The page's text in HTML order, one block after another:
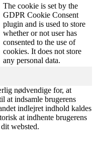
The cookie is set by the
GDPR Cookie Consent
plugin and is used to store
whether or not user has
consented to the use of
cookies. It does not store
any personal data.
nødvendige for, at
at indsamle brugerens
indlejret indhold kaldes
at indhente brugerens
websted.